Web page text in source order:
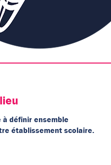
à définir ensemble
établissement scolaire.